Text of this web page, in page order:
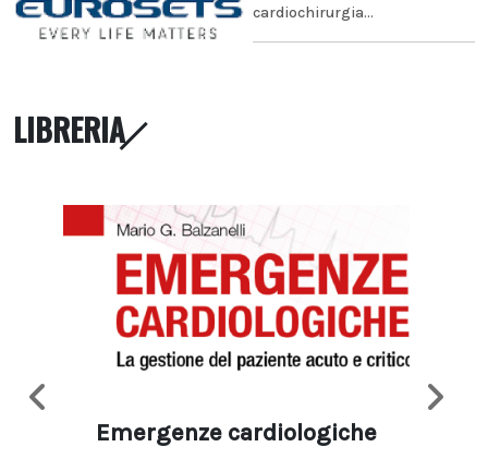
cardiochirurgia...
LIBRERIA
Emergenze cardiologiche